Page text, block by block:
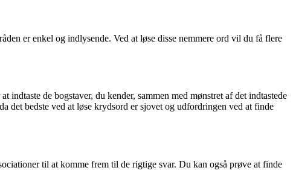
er enkel og indlysende. Ved at løse disse nemmere ord vil du få flere
de bogstaver, du kender, sammen med mønstret af det indtastede
det bedste ved at løse krydsord er sjovet og udfordringen ved at finde
til at komme frem til de rigtige svar. Du kan også prøve at finde